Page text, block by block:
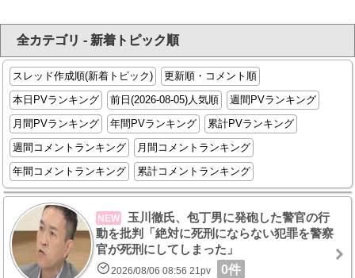
全カテゴリ - 新着トピック順
スレッド作成順(新着トピック)
更新順・コメント順
本日PVランキング
前日(2026-08-05)人気順
週間PVランキング
月間PVランキング
年間PVランキング
累計PVランキング
週間コメントランキング
月間コメントランキング
年間コメントランキング
累計コメントランキング
NEW
玉川徹氏、包丁男に発砲した警官の行
動を批判「絶対に死刑にならない犯罪を警察
官が死刑にしてしまった」
2026/08/06 08:56 21pv 0件